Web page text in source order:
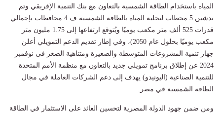
المياه باستخدام الطاقة الشمسية بالتعاون مع بنك التنمية الإفريقي وتم
تدشين 5 محطات لتحلية المياه بالطاقة الشمسية ف 4 محافظات بإجمالي
قدرات 525 ألف متر مكعب يوميًا ويُتوقع ارتفاعها إلى 1.75 مليون متر
مكعب يوميًا بحلول عام 2050)، وفي إطار تقديم الدعم التمويلي أعلن
جهاز تنمية المشروعات المتوسطة والصغيرة ومتناهية الصغر في نوفمبر
2024 عن إطلاق برنامج تمويلي جديد بالتعاون مع منظمة الأمم المتحدة
للتنمية الصناعية (اليونيدو) يهدف إلى دعم الشركات العاملة في مجال
الطاقة الشمسية في مصر.
ومن ضمن جهود الدولة المصرية لتحسين العائد على الاستثمار في الطاقة